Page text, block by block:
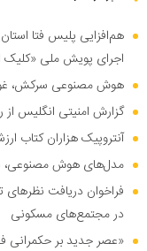
هم‌افزایی پلیس فتا
اجرای پویش ملی «کلیک
هوش مصنوعی سرکش،
گزارش امنیتی انگلیس
آنتروپیک هزاران کتاب
مدل‌های هوش مصنوعی،
فراخوان دریافت
در مجتمع‌های مسکونی
«عصر جدید بر حکمرانی